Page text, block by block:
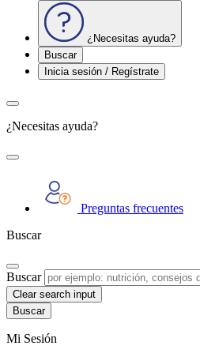
¿Necesitas ayuda?
Buscar
Inicia sesión / Regístrate
¿Necesitas ayuda?
Preguntas frecuentes
Buscar
Buscar
Clear search input
Mi Sesión